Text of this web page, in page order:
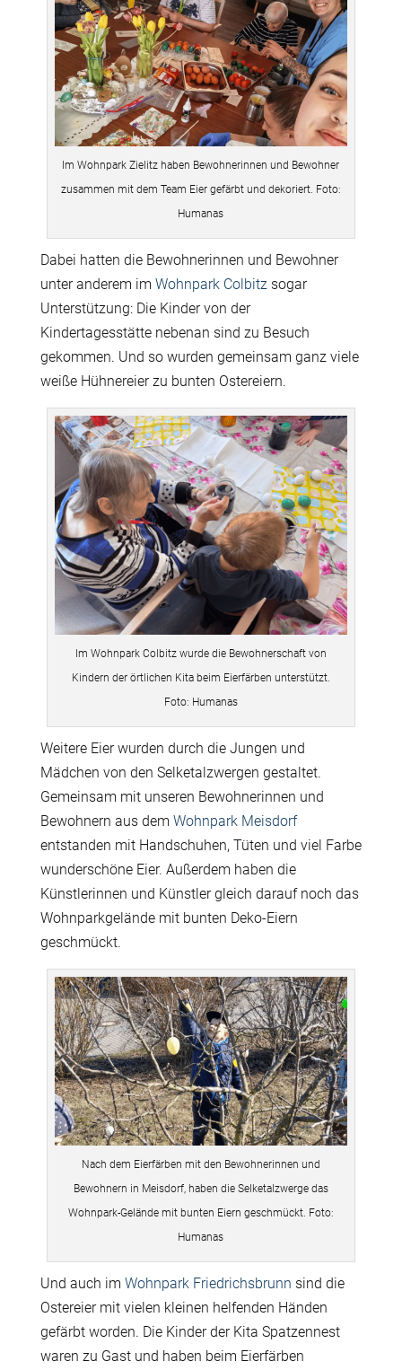
Im Wohnpark Zielitz haben Bewohnerinnen und Bewohner
zusammen mit dem Team Eier gefärbt und dekoriert. Foto:
Humanas
Dabei hatten die Bewohnerinnen und Bewohner
unter anderem im Wohnpark Colbitz sogar
Unterstützung: Die Kinder von der
Kindertagesstätte nebenan sind zu Besuch
gekommen. Und so wurden gemeinsam ganz viele
weiße Hühnereier zu bunten Ostereiern.
Im Wohnpark Colbitz wurde die Bewohnerschaft von
Kindern der örtlichen Kita beim Eierfärben unterstützt.
Foto: Humanas
Weitere Eier wurden durch die Jungen und
Mädchen von den Selketalzwergen gestaltet.
Gemeinsam mit unseren Bewohnerinnen und
Bewohnern aus dem Wohnpark Meisdorf
entstanden mit Handschuhen, Tüten und viel Farbe
wunderschöne Eier. Außerdem haben die
Künstlerinnen und Künstler gleich darauf noch das
Wohnparkgelände mit bunten Deko-Eiern
geschmückt.
Nach dem Eierfärben mit den Bewohnerinnen und
Bewohnern in Meisdorf, haben die Selketalzwerge das
Wohnpark-Gelände mit bunten Eiern geschmückt. Foto:
Humanas
Und auch im Wohnpark Friedrichsbrunn sind die
Ostereier mit vielen kleinen helfenden Händen
gefärbt worden. Die Kinder der Kita Spatzennest
waren zu Gast und haben beim Eierfärben